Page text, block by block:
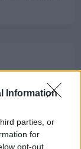
Information
parties, or
for
opt-out
και 5